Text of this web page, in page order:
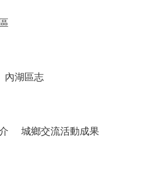
內湖區志
城鄉交流活動成果